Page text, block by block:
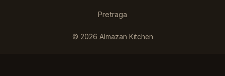
Pretraga
© 2026 Almazan Kitchen